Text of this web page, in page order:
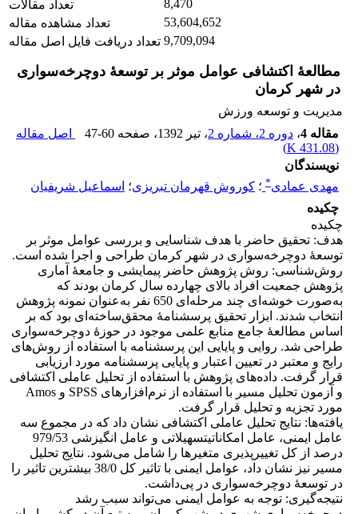
تعداد مقالات
8,470
تعداد مشاهده مقاله
53,604,652
تعداد دریافت فایل اصل مقاله 9,709,094
مطالعۀ اکتشافی عوامل موثر بر توسعۀ دوچرخه‌سواری
در شهر کرمان
مدیریت و توسعه ورزش
مقاله 4
، دوره 2، شماره 2 ، تیر 1392 ، صفحه 47-60
اصل مقاله
(
431.08 K
)
نویسندگان
مهدی عمادی* ؛ کوروش قهرمان تبریزی؛ اسماعیل شریفیان
چکیده
چکیده
هدف: تحقیق حاضر با هدف شناسایی و بررسی عوامل موثر بر
توسعۀ دوچرخه‌سواری در شهر کرمان طراحی و اجرا شده است.
روش‌شناسی: روش پژوهش حاضر پیمایشی و جامعۀ آماری
پژوهش جمعیت افراد بالای چهارده سال کرمان بودند که
به‌صورت خوشه‌ای چند مرحله‌ای 650 نفر به‌عنوان نمونه پژوهش
انتخاب شدند. ابزار تحقیق پرسشنامۀ محقق‌ساخته‌ای بود که بر
اساس مطالعۀ جامع منابع علمی موجود در حوزۀ دوچرخه‌سواری
طراحی شد. روایی و پایایی این پرسشنامه با استفاده از روش‌های
رایج و معتبر در تعیین اعتبار و پایایی پرسشنامه مورد ارزیابی
قرار گرفت. داده‌های پژوهش با استفاده از تحلیل عاملی اکتشافی
و آزمون تحلیل مسیر با استفاده از نرم‌افزارهای SPSS و Amos
مورد تجزیه و تحلیل قرار گرفت.
یافته‌ها: نتایج تحلیل عاملی اکتشافی نشان داد که در مجموع سه
عامل ایمنی، عامل امکاناتیتسهیلاتی و عامل انگیزشی 979/53
درصد از کل تغییرپذیری متغیرها را شامل می‌شود. نتایج تحلیل
مسیر نیز نشان داد، عوامل ایمنی با تاثیر کل 38/0 بیشترین تاثیر را
در توسعۀ دوچرخه‌سواری در پی‌داشت.
نتیجه‌گیری: توجه به عوامل ایمنی می‌تواند سبب رشد